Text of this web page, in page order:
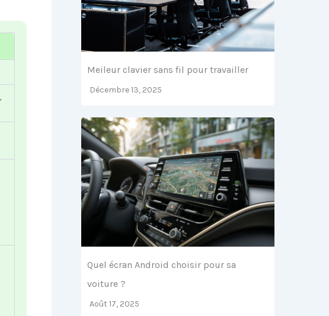
Meileur clavier sans fil pour travailler
Décembre 13, 2025
Quel écran Android choisir pour sa
voiture ?
Août 17, 2025